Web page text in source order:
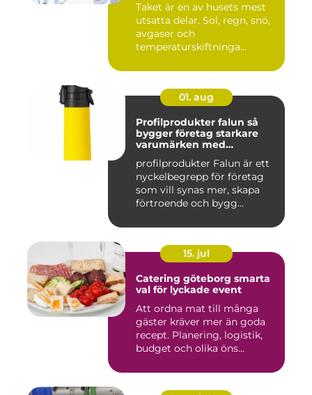
Taket är en av husets mest
utsatta delar. Sol, regn, snö,
avgaser och
temperaturskiftninga...
01. aug
Profilprodukter falun så
bygger företag starkare
varumärken med
profilprodukter Falun är ett
nyckelbegrepp för företag
som vill synas mer, skapa
förtroende och bygg...
15. jul
Catering göteborg smarta
val för lyckade event
Att ordna mat till många
gäster kräver mer än goda
recept. Planering, logistik,
budget och olika öns...